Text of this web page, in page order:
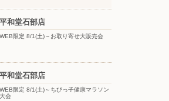
平和堂石部店
WEB限定 8/1(土)～お取り寄せ大販売会
平和堂石部店
WEB限定 8/1(土)～ちびっ子健康マラソン
大会